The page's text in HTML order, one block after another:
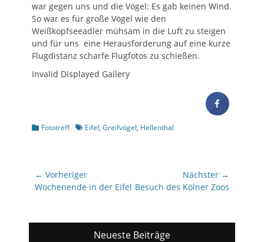
war gegen uns und die Vögel: Es gab keinen Wind.
So war es für große Vögel wie den
Weißkopfseeadler mühsam in die Luft zu steigen
und für uns eine Herausforderung auf eine kurze
Flugdistanz scharfe Flugfotos zu schießen.
Invalid Displayed Gallery
Kategorien
Fototreff Schlagworte
Eifel, Greifvögel, Hellenthal
Beitragsnavigation
← Vorheriger
Vorheriger
Wochenende in der Eifel
Nächster →
Nächster
Besuch des Kölner Zoos
Neueste Beiträge